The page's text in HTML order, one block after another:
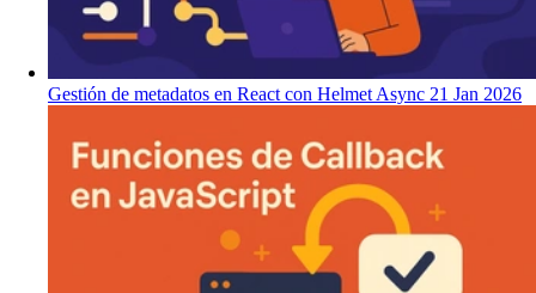
Gestión de metadatos en React con Helmet Async 21 Jan 2026